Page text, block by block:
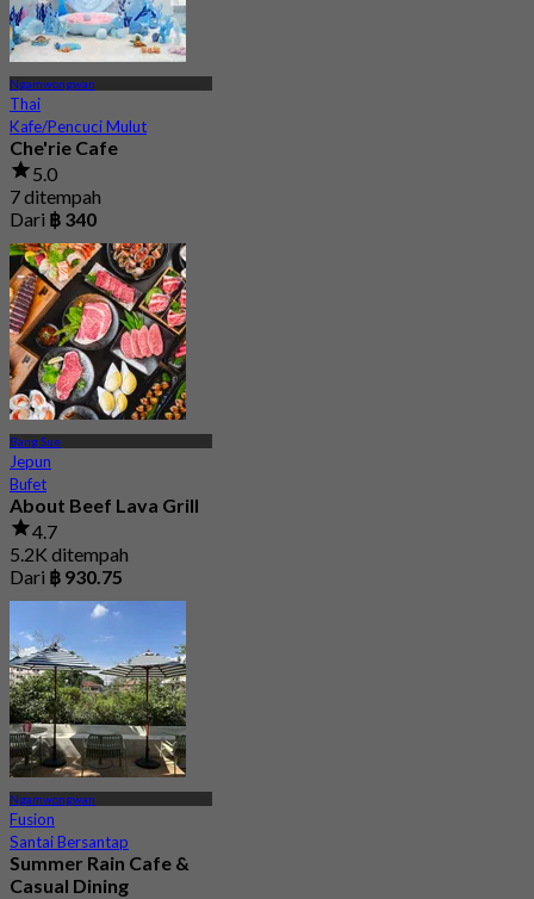
Ngamwongwan
Thai
Kafe/Pencuci Mulut
Che'rie Cafe
5.0
7 ditempah
Dari ฿ 340
Bang Sue
Jepun
Bufet
About Beef Lava Grill
4.7
5.2K ditempah
Dari ฿ 930.75
Ngamwongwan
Fusion
Santai Bersantap
Summer Rain Cafe &
Casual Dining